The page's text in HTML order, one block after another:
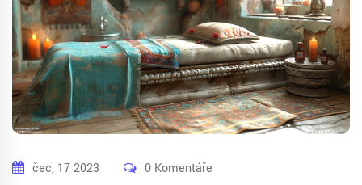
čec, 17 2023 0 Komentáře